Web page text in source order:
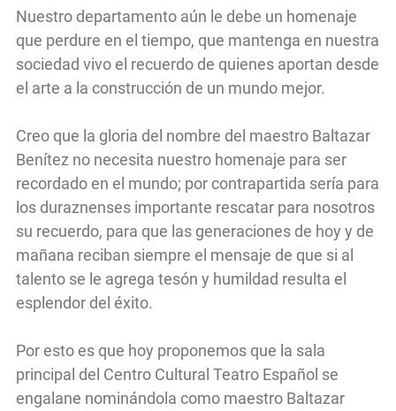
Nuestro departamento aún le debe un homenaje
que perdure en el tiempo, que mantenga en nuestra
sociedad vivo el recuerdo de quienes aportan desde
el arte a la construcción de un mundo mejor.
Creo que la gloria del nombre del maestro Baltazar
Benítez no necesita nuestro homenaje para ser
recordado en el mundo; por contrapartida sería para
los duraznenses importante rescatar para nosotros
su recuerdo, para que las generaciones de hoy y de
mañana reciban siempre el mensaje de que si al
talento se le agrega tesón y humildad resulta el
esplendor del éxito.
Por esto es que hoy proponemos que la sala
principal del Centro Cultural Teatro Español se
engalane nominándola como maestro Baltazar